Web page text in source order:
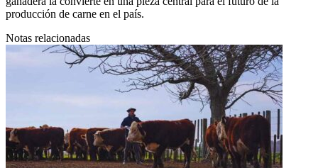
producción de carne en el país.
Notas relacionadas